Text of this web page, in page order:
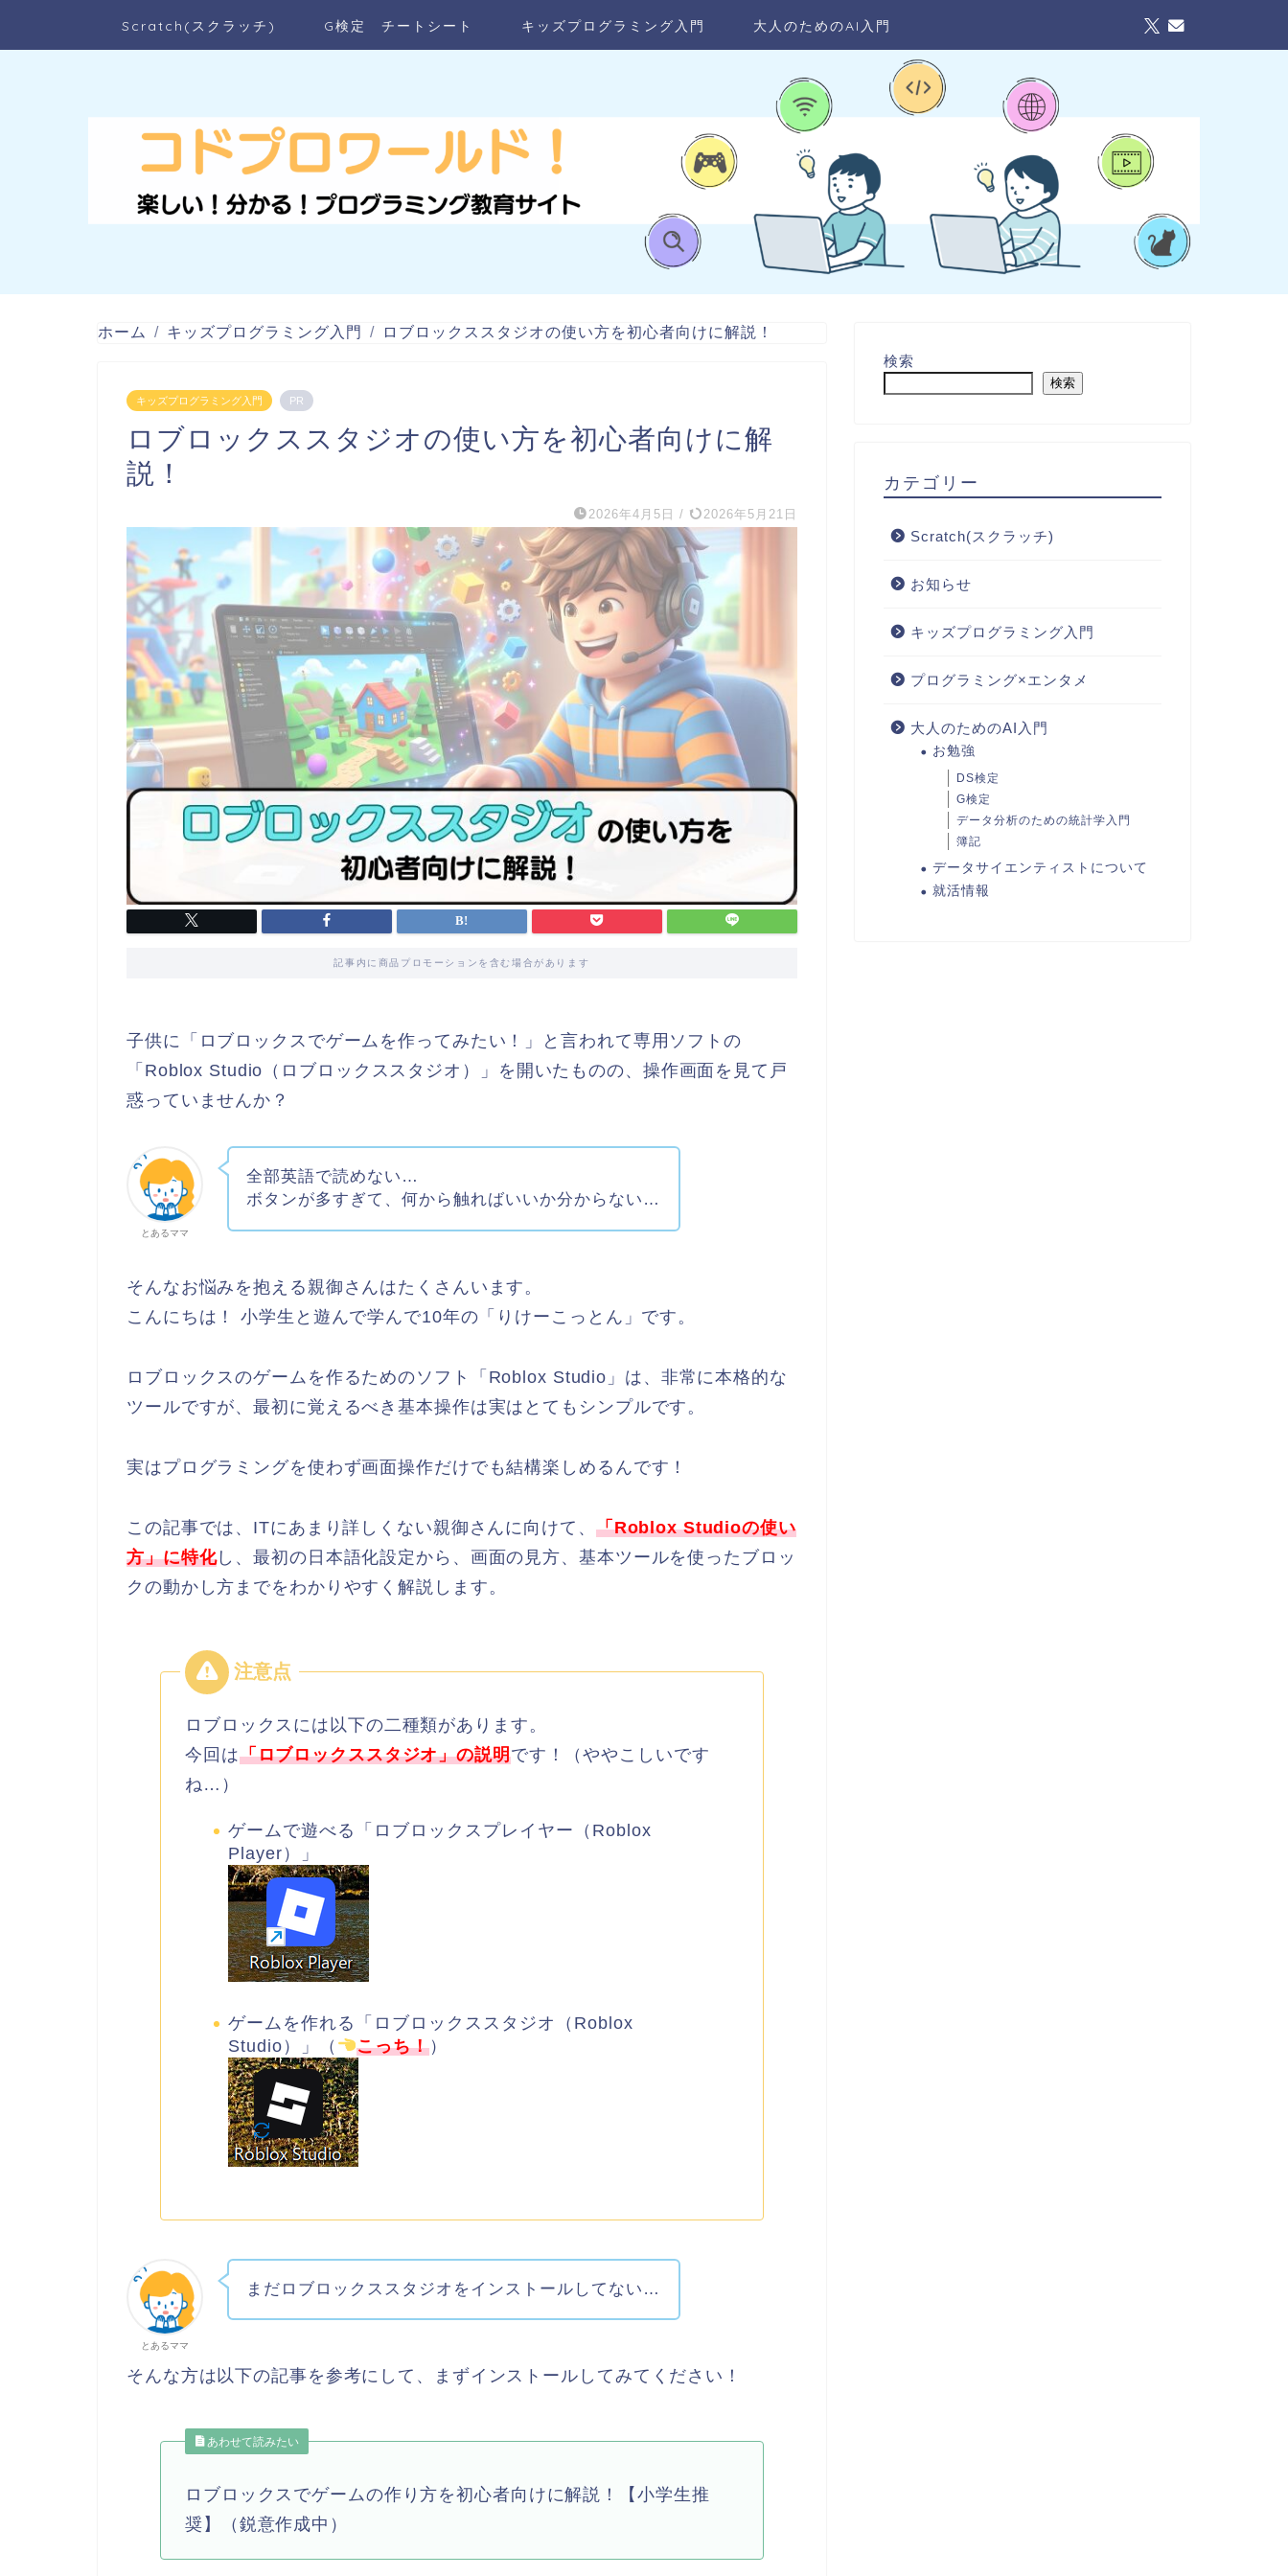
Scratch(スクラッチ) G検定 チートシート キッズプログラミング入門 大人のためのAI入門
ホーム キッズプログラミング入門 ロブロックススタジオの使い方を初心者向けに解説！
キッズプログラミング入門 PR
ロブロックススタジオの使い方を初心者向けに解
説！
2026年4月5日 / 2026年5月21日
記事内に商品プロモーションを含む場合があります
子供に「ロブロックスでゲームを作ってみたい！」と言われて専用ソフトの
「Roblox Studio（ロブロックススタジオ）」を開いたものの、操作画面を見て戸
惑っていませんか？
とあるママ
全部英語で読めない…
ボタンが多すぎて、何から触ればいいか分からない…
そんなお悩みを抱える親御さんはたくさんいます。
こんにちは！ 小学生と遊んで学んで10年の「りけーこっとん」です。
ロブロックスのゲームを作るためのソフト「Roblox Studio」は、非常に本格的な
ツールですが、最初に覚えるべき基本操作は実はとてもシンプルです。
実はプログラミングを使わず画面操作だけでも結構楽しめるんです！
この記事では、ITにあまり詳しくない親御さんに向けて、 「Roblox Studioの使い
方」に特化し、最初の日本語化設定から、画面の見方、基本ツールを使ったブロッ
クの動かし方までをわかりやすく解説します。
ロブロックスには以下の二種類があります。
今回は「ロブロックススタジオ」の説明です！（ややこしいです
ね…）
ゲームで遊べる「ロブロックスプレイヤー（Roblox
Player）」
ゲームを作れる「ロブロックススタジオ（Roblox
Studio）」（
こっち！）
とあるママ
まだロブロックススタジオをインストールしてない…
そんな方は以下の記事を参考にして、まずインストールしてみてください！
あわせて読みたい
ロブロックスでゲームの作り方を初心者向けに解説！【小学生推
奨】（鋭意作成中）
検索
検索
カテゴリー
Scratch(スクラッチ)
お知らせ
キッズプログラミング入門
プログラミング×エンタメ
大人のためのAI入門
お勉強
DS検定
G検定
データ分析のための統計学入門
簿記
データサイエンティストについて
就活情報